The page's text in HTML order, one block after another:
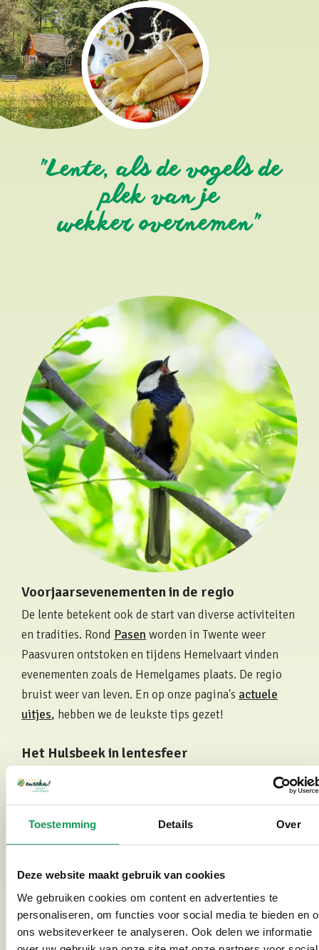
Toestemming Details Over
Deze website maakt gebruik van cookies
We gebruiken cookies om content en advertenties te
personaliseren, om functies voor social media te bieden en
ons websiteverkeer te analyseren. Ook delen we informatie
"Lente, als de vogels de
plek van je
wekker overnemen"
Voorjaarsevenementen in de regio
De lente betekent ook de start van diverse activiteiten
en tradities. Rond Pasen worden in Twente weer
Paasvuren ontstoken en tijdens Hemelvaart vinden
evenementen zoals de Hemelgames plaats. De regio
bruist weer van leven. En op onze pagina's actuele
uitjes, hebben we de leukste tips gezet!
Het Hulsbeek in lentesfeer
Villapark Eureka ligt aan de rand van Het Hulsbeek. In
het voorjaar is dit gebied populair bij wandelaars en
Bekijk fotogalerij